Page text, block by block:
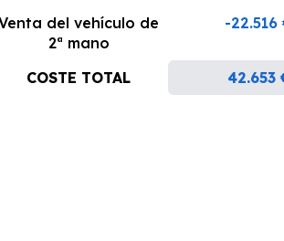
del vehículo de
2ª mano
-22.516
COSTE TOTAL 42.653